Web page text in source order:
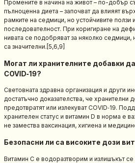
Промените в начина на живот – по-добър
пълноценна диета – започват да влияят
рамките на седмици, но устойчивите ползи
последователност. При коригиране на
нивата се подобряват за няколко седмици,
са значителни.[5,6,9]
Могат ли хранителните добавки
COVID‑19?
Световната здравна организация и други
достатъчно доказателства, че хранителни
предотвратят или излекуват COVID‑19.
хранителен статус и витамин D в норма е
не замества ваксинация, хигиена и
Безопасни ли са високите дози
Витамин C е водоразтворим и излишъкът